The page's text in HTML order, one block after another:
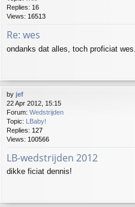
Replies: 16
Views: 16513
Re: wes
ondanks dat alles, toch proficiat wes.
by jef
22 Apr 2012, 15:15
Forum: Wedstrijden
Topic: LBaby!
Replies: 127
Views: 100566
LB-wedstrijden 2012
dikke ficiat dennis!